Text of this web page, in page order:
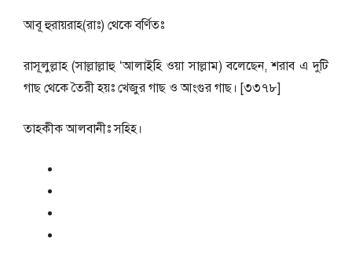
আবূ হুরায়রাহ(রাঃ) থেকে বর্ণিতঃ
রাসূলুল্লাহ (সাল্লাল্লাহু ‘আলাইহি ওয়া সাল্লাম) বলেছেন, শরাব এ দুটি
গাছ থেকে তৈরী হয়ঃ খেজুর গাছ ও আংগুর গাছ। [৩৩৭৮]
তাহকীক আলবানীঃ সহিহ।